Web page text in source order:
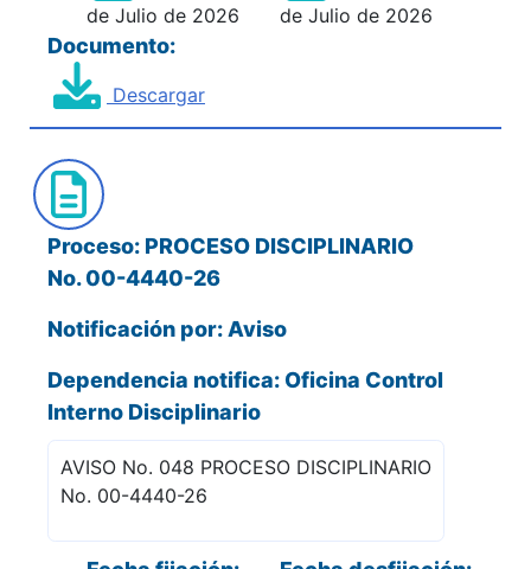
de Julio de 2026
de Julio de 2026
Documento:
Descargar
Proceso: PROCESO DISCIPLINARIO
No. 00-4440-26
Notificación por: Aviso
Dependencia notifica: Oficina Control
Interno Disciplinario
AVISO No. 048 PROCESO DISCIPLINARIO
No. 00-4440-26